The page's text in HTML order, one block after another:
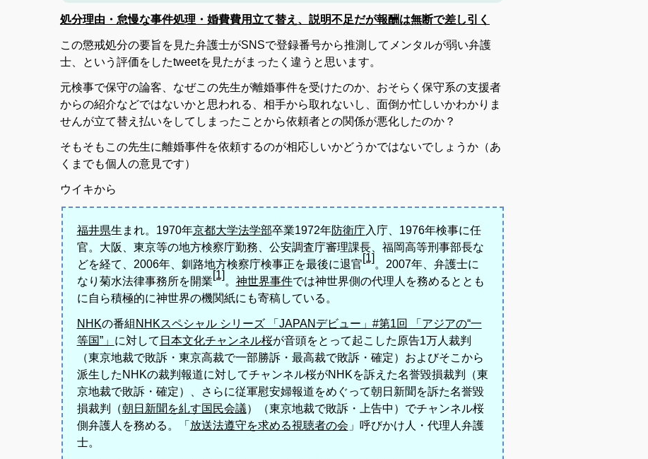
処分理由・怠慢な事件処理・婚費費用立て替え、説明不足だが報酬は無断で差し引く
この懲戒処分の要旨を見た弁護士がSNSで登録番号から推測してメンタルが弱い弁護
士、という評価をしたtweetを見たがまったく違うと思います。
元検事で保守の論客、なぜこの先生が離婚事件を受けたのか、おそらく保守系の支援者
からの紹介などではないかと思われる、相手から取れないし、面倒か忙しいかわかりま
せんが立て替え払いをしてしまったことから依頼者との関係が悪化したのか？
そもそもこの先生に離婚事件を依頼するのが相応しいかどうかではないでしょうか（あ
くまでも個人の意見です）
ウイキから
福井県生まれ。1970年京都大学法学部卒業1972年防衛庁入庁、1976年検事に任
官。大阪、東京等の地方検察庁勤務、公安調査庁審理課長、福岡高等刑事部長な
どを経て 、2006年、釧路地方検察庁検事正を最後に退官[1]。2007年、弁護士に
なり菊水法律事務所を開業[1]。 神世界事件では神世界側の代理人を務めるととも
に自ら積極的に神世界の機関紙にも寄稿している。
NHKの番組 NHKスペシャル シリーズ 「JAPANデビュー」#第1回 「アジアの“一
等国”」 に対して 日本文化チャンネル桜が音頭をとって起こした原告1万人裁判
（東京地裁で敗訴・東京高裁で一部勝訴・最高裁で敗訴・確定）およびそこから
派生したNHKの裁判報道に対してチャンネル桜がNHKを訴えた名誉毀損裁判（東
京地裁で敗訴・確定）、さらに従軍慰安婦報道をめぐって朝日新聞を訴た名誉毀
損裁判（朝日新聞を糺す国民会議）（東京地裁で敗訴・上告中）でチャンネル桜
側弁護人を務める。「 放送法遵守を求める視聴者の会 」呼びかけ人・代理人弁護
士。